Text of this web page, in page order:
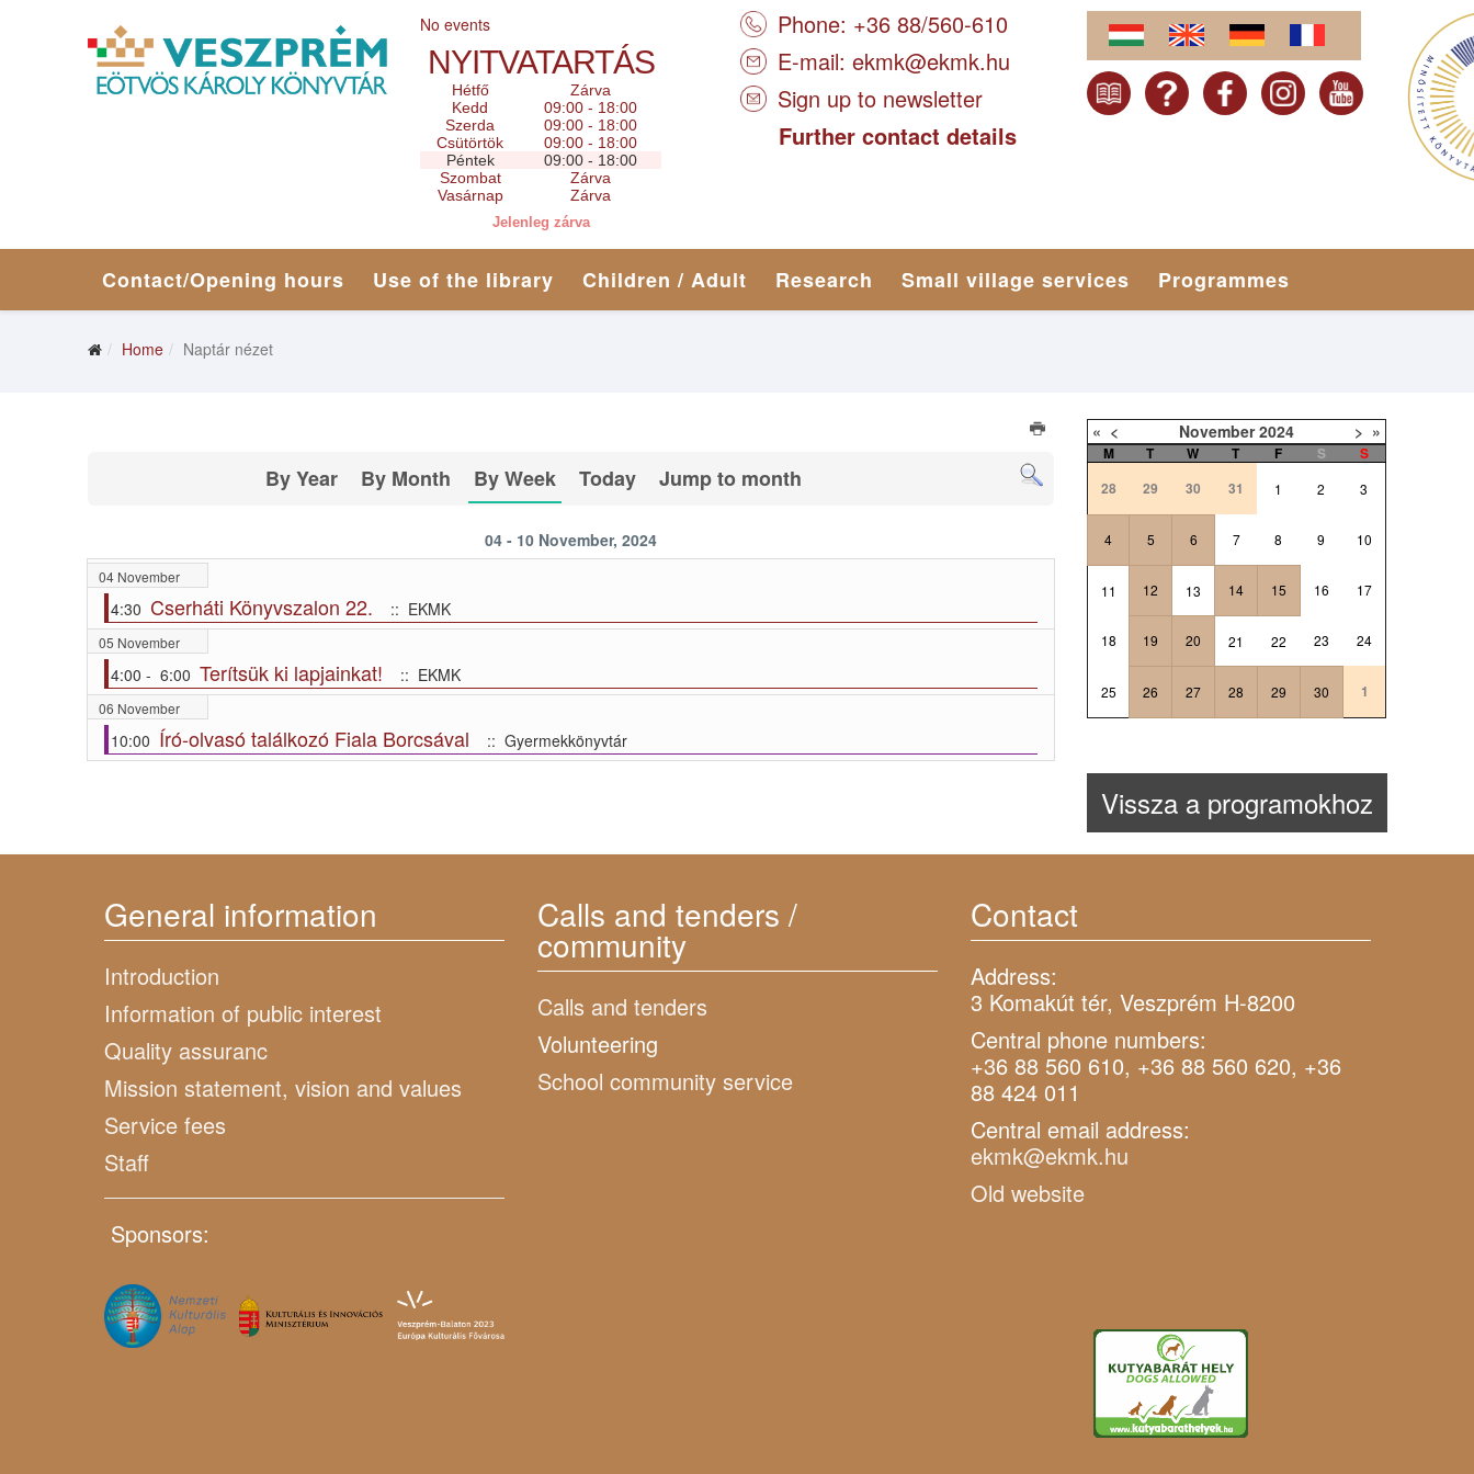
No events
NYITVATARTÁS
Hétfő
Zárva
Kedd
09:00 - 18:00
Szerda
09:00 - 18:00
Csütörtök
09:00 - 18:00
Péntek
09:00 - 18:00
Szombat
Zárva
Vasárnap
Zárva
Jelenleg zárva
Phone: +36 88/560-610
E-mail: ekmk@ekmk.hu
Sign up to newsletter
Further contact details
Contact/Opening hours Use of the library Children / Adult Research Small village services Programmes
Home Naptár nézet
By Year By Month By Week Today Jump to month
04 - 10 November, 2024
04 November
4:30 Cserháti Könyvszalon 22. :: EKMK
05 November
4:00 - 6:00 Terítsük ki lapjainkat! :: EKMK
06 November
10:00 Író-olvasó találkozó Fiala Borcsával :: Gyermekkönyvtár
« < November 2024 > »
M T W T F S
S
28
29 30 31 1 2 3
4 5 6 7 8 9 10
11 12 13 14 15 16 17
18 19 20 21 22 23 24
25 26 27 28 29 30 1
Vissza a programokhoz
General information
Introduction
Information of public interest
Quality assuranc
Mission statement, vision and values
Service fees
Staff
Sponsors:
Calls and tenders /
community
Calls and tenders
Volunteering
School community service
Contact
Address:
3 Komakút tér, Veszprém H-8200
Central phone numbers:
+36 88 560 610, +36 88 560 620, +36
88 424 011
Central email address:
ekmk@ekmk.hu
Old website